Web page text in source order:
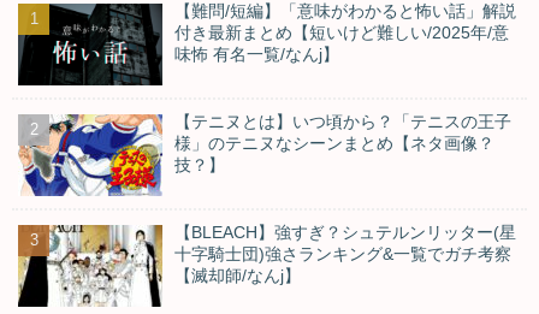
【難問/短編】「意味がわかると怖い話」解説
付き最新まとめ【短いけど難しい/2025年/意
味怖 有名一覧/なんj】
【テニヌとは】いつ頃から？「テニスの王子
様」のテニヌなシーンまとめ【ネタ画像？
技？】
【BLEACH】強すぎ？シュテルンリッター(星
十字騎士団)強さランキング&一覧でガチ考察
【滅却師/なんj】